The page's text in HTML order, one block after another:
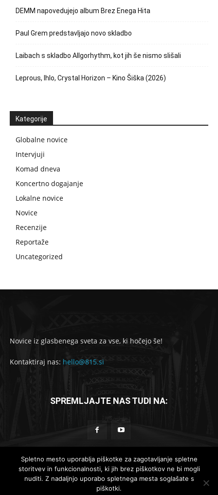
DEMM napovedujejo album Brez Enega Hita
Paul Grem predstavljajo novo skladbo
Laibach s skladbo Allgorhythm, kot jih še nismo slišali
Leprous, Ihlo, Crystal Horizon – Kino Šiška (2026)
Kategorije
Globalne novice
Intervjuji
Komad dneva
Koncertno dogajanje
Lokalne novice
Novice
Recenzije
Reportaže
Uncategorized
Novice iz glasbenega sveta za vse, ki hočejo še!
Kontaktiraj nas: hello@815.si
SPREMLJAJTE NAS TUDI NA:
© 2019-2025 - 815.si
Spletno mesto uporablja piškotke za zagotavljanje spletne
storitvev in funkcionalnosti, ki jih brez piškotkov ne bi mogli
nuditi. Z nadaljnjo uporabo spletnega mesta soglašate s
piškotki.